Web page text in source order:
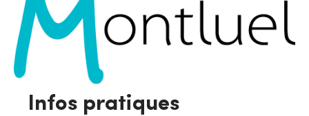
Infos pratiques